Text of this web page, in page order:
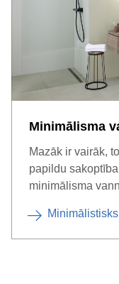
Minimālisma
Mazāk ir vairāk,
papildu
minimālisma